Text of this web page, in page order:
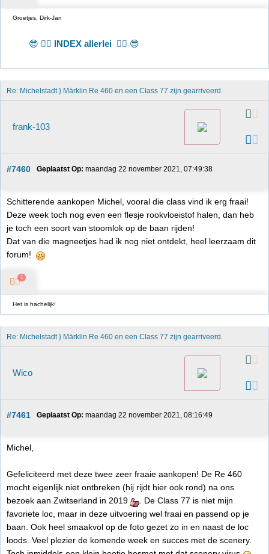
Groetjes, Dirk-Jan
😎 👉🏻 INDEX allerlei 👈🏻 😎
Re: Michelstadt } Märklin Re 460 en een Class 77 zijn gearriveerd.
frank-103
#7460 Geplaatst Op: maandag 22 november 2021, 07:49:38
Schitterende aankopen Michel, vooral die class vind ik erg fraai!
Deze week toch nog even een flesje rookvloeistof halen, dan heb
je toch een soort van stoomlok op de baan rijden!
Dat van die magneetjes had ik nog niet ontdekt, heel leerzaam dit
forum!
1
Het is hachelijk!
Re: Michelstadt } Märklin Re 460 en een Class 77 zijn gearriveerd.
Wico
#7461 Geplaatst Op: maandag 22 november 2021, 08:16:49
Michel,
Gefeliciteerd met deze twee zeer fraaie aankopen! De Re 460
mocht eigenlijk niet ontbreken (hij rijdt hier ook rond) na ons
bezoek aan Zwitserland in 2019
. De Class 77 is niet mijn
favoriete loc, maar in deze uitvoering wel fraai en passend op je
baan. Ook heel smaakvol op de foto gezet zo in en naast de loc
loods. Veel plezier de komende week en succes met de scenery.